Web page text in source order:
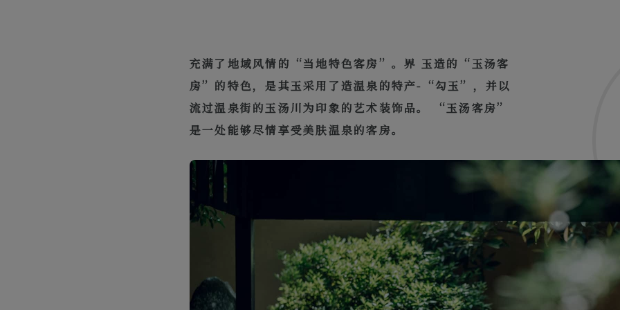
充满了地域风情的“当地特色客房”。界 玉造的“玉汤客
房”的特色，是其玉采用了造温泉的特产-“勾玉”，并以
流过温泉街的玉汤川为印象的艺术装饰品。 “玉汤客房”
是一处能够尽情享受美肤温泉的客房。